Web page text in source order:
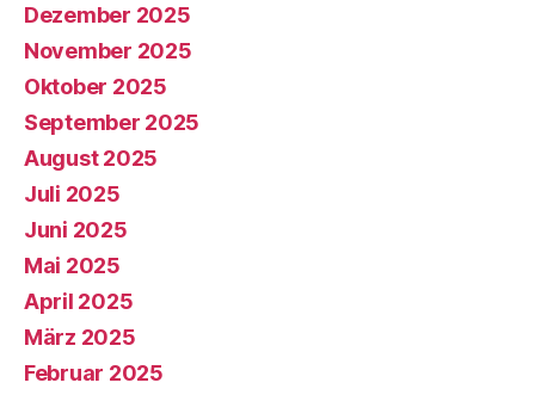
Dezember 2025
November 2025
Oktober 2025
September 2025
August 2025
Juli 2025
Juni 2025
Mai 2025
April 2025
März 2025
Februar 2025